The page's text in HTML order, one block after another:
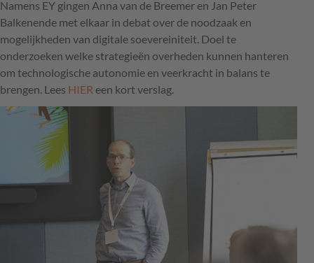
Namens EY gingen Anna van de Breemer en Jan Peter
Balkenende met elkaar in debat over de noodzaak en
mogelijkheden van digitale soevereiniteit. Doel te
onderzoeken welke strategieën overheden kunnen hanteren
om technologische autonomie en veerkracht in balans te
brengen. Lees HIER een kort verslag.